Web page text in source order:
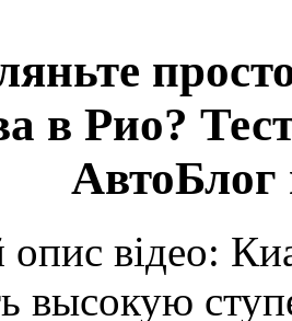
в Рио?
опис відео:
высокую